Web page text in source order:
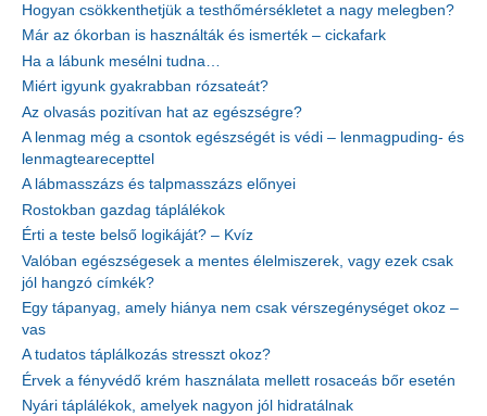
Hogyan csökkenthetjük a testhőmérsékletet a nagy melegben?
Már az ókorban is használták és ismerték – cickafark
Ha a lábunk mesélni tudna…
Miért igyunk gyakrabban rózsateát?
Az olvasás pozitívan hat az egészségre?
A lenmag még a csontok egészségét is védi – lenmagpuding- és
lenmagtearecepttel
A lábmasszázs és talpmasszázs előnyei
Rostokban gazdag táplálékok
Érti a teste belső logikáját? – Kvíz
Valóban egészségesek a mentes élelmiszerek, vagy ezek csak
jól hangzó címkék?
Egy tápanyag, amely hiánya nem csak vérszegénységet okoz –
vas
A tudatos táplálkozás stresszt okoz?
Érvek a fényvédő krém használata mellett rosaceás bőr esetén
Nyári táplálékok, amelyek nagyon jól hidratálnak